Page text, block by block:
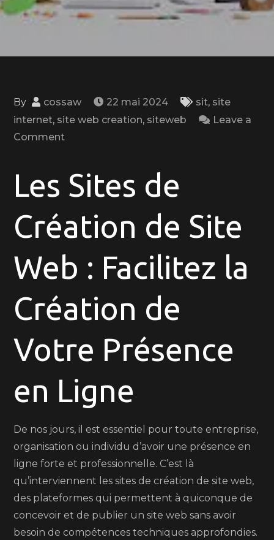
By cossaw 22 mai 2024 sit, site
internet, site web creation, siteweb
Leave a
Commenton
de
Création
Site
Web
:
Facilitez
Présence
Ligne
Les Sites de
Création de Site
Web : Facilitez la
Création de
Votre Présence
en Ligne
De nos jours, il est essentiel pour toute entreprise,
organisation ou individu d’avoir une présence en
ligne forte et professionnelle. C’est là
qu’interviennent les sites de création de site web,
des plateformes qui permettent à quiconque de
concevoir et de publier un site web sans avoir
besoin de compétences techniques approfondies.